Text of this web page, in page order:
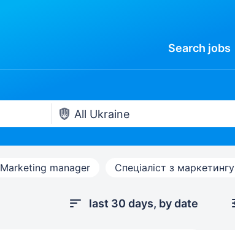
Search jobs
Marketing manager Спеціаліст з маркетингу
last 30 days, by date